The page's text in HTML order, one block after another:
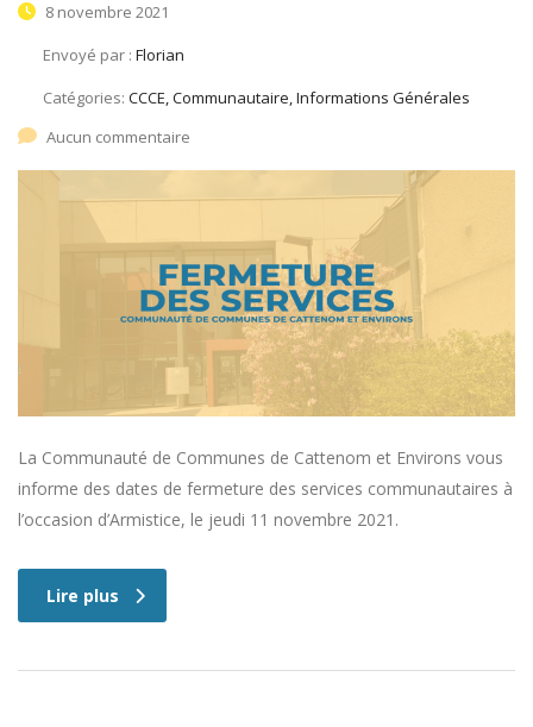
8 novembre 2021
Envoyé par : Florian
Catégories: CCCE, Communautaire, Informations Générales
Aucun commentaire
La Communauté de Communes de Cattenom et Environs vous
informe des dates de fermeture des services communautaires à
l’occasion d’Armistice, le jeudi 11 novembre 2021.
Lire plus